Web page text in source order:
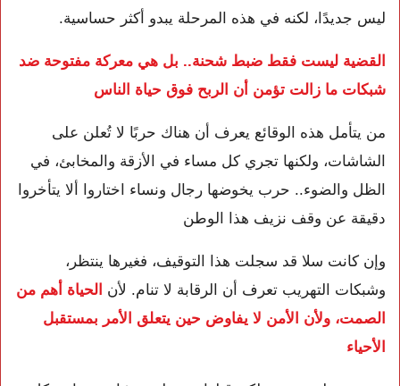
ليس جديدًا، لكنه في هذه المرحلة يبدو أكثر حساسية.
القضية ليست فقط ضبط شحنة.. بل هي معركة مفتوحة ضد
شبكات ما زالت تؤمن أن الربح فوق حياة الناس
من يتأمل هذه الوقائع يعرف أن هناك حربًا لا تُعلن على
الشاشات، ولكنها تجري كل مساء في الأزقة والمخابئ، في
الظل والضوء.. حرب يخوضها رجال ونساء اختاروا ألا يتأخروا
دقيقة عن وقف نزيف هذا الوطن
وإن كانت سلا قد سجلت هذا التوقيف، فغيرها ينتظر،
وشبكات التهريب تعرف أن الرقابة لا تنام. لأن الحياة أهم من
الصمت، ولأن الأمن لا يفاوض حين يتعلق الأمر بمستقبل
الأحياء